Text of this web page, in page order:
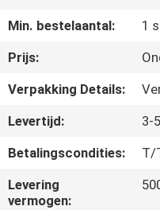
CONTACTEER
ONS
NIEUWS
GEVALLEN
Min. bestelaantal:
1
Prijs:
Verpakking Details:
Levertijd:
3-
Betalingscondities:
T/
Levering
vermogen: